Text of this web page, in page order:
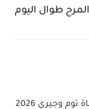
طوال اليوم
استقبل الآن تردد قناة توم وجيري 2026